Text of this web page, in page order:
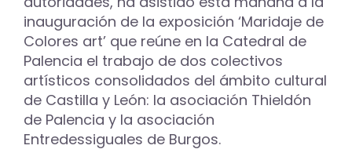
y
el
Ayuntamiento
inauguración de la exposición ‘Maridaje de
Colores art’ que reúne en la Catedral de
Palencia el trabajo de dos colectivos
artísticos consolidados del ámbito cultural
de Castilla y León: la asociación Thieldón
de Palencia y la asociación
Entredessiguales de Burgos.